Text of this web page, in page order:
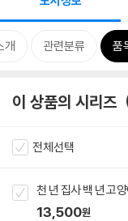
개 관련분류 품
이 상품의 시리즈
전체선택
천 년 집사 백 년 고
13,500원